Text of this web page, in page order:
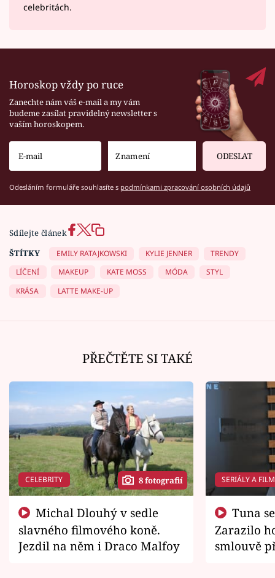
celebritách.
Horoskop vždy po ruce
Zanechte nám váš e-mail a my vám
budeme zasílat pravidelný newsletter s
vaším horoskopem.
ODESLAT
Odesláním formuláře souhlasíte s podmínkami zpracování osobních údajů
Sdílejte článek
ŠTÍTKY
EMILY RATAJKOWSKI KYLIE JENNER
TRENDY
LÍČENÍ
MAKEUP KATE MOSS MÓDA
STYL
KRÁSA
LATTE MAKE-UP
PŘEČTĚTE SI TAKÉ
CELEBRITY 8 fotografií
slavného filmového koně.
Jezdil na něm i Draco Malfoy
SERIÁLY A
Zarazilo
smlouvě